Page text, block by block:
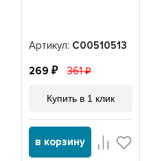
Артикул: C00510513
269 361
Купить в 1 клик
в корзину